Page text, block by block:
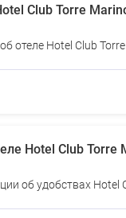
Club Torre
отеле Hotel Club
Hotel Club Torre
об удобствах Hotel